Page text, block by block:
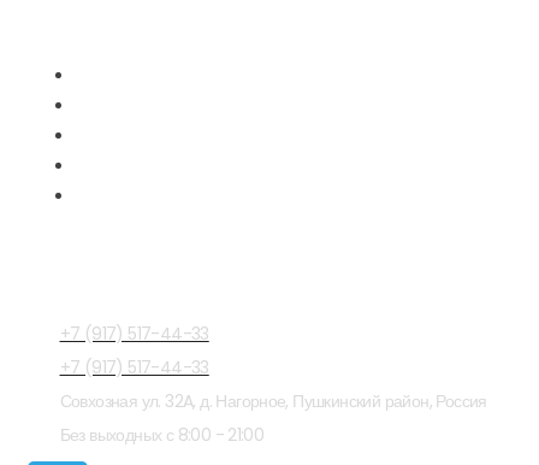
+7 (917) 517-44-33
+7 (917) 517-44-33
Совхозная ул. 32A, д. Нагорное, Пушкинский район, Россия
Без выходных с 8:00 - 21:00